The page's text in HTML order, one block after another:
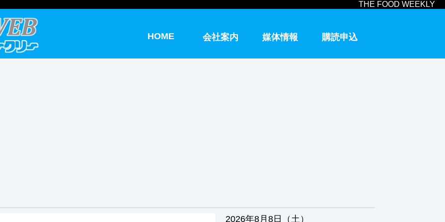
THE FOOD WEEKLY
HOME 会社案内 媒体情報 購読申込
2026年8月8日（土）